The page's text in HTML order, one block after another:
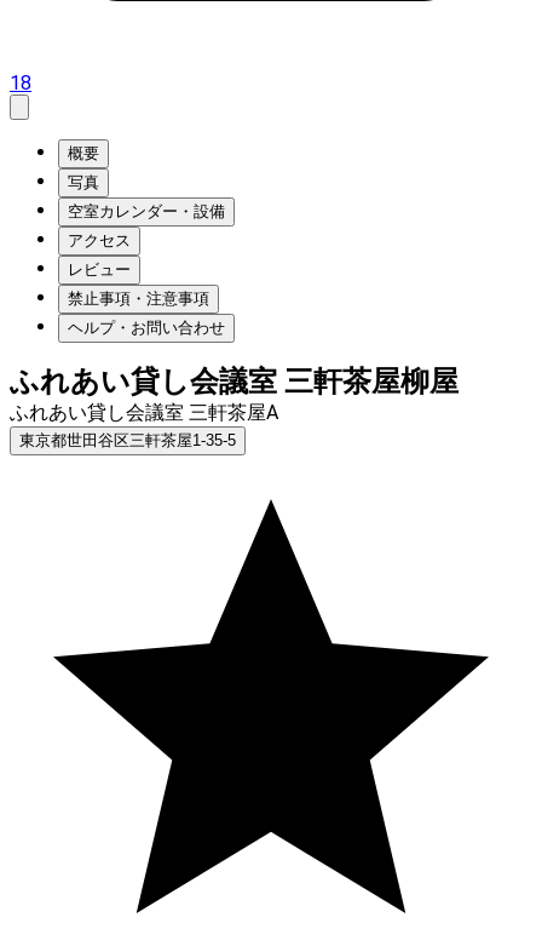
18
概要
写真
空室カレンダー・設備
アクセス
レビュー
禁止事項・注意事項
ヘルプ・お問い合わせ
ふれあい貸し会議室 三軒茶屋柳屋
ふれあい貸し会議室 三軒茶屋A
東京都世田谷区三軒茶屋1-35-5